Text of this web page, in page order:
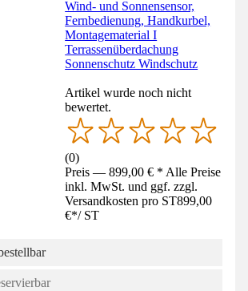
Wind- und Sonnensensor,
Fernbedienung, Handkurbel,
Montagematerial I
Terrassenüberdachung
Sonnenschutz Windschutz
Artikel wurde noch nicht
bewertet.
(0)
Preis — 899,00 € * Alle Preise
inkl. MwSt. und ggf. zzgl.
Versandkosten pro ST899,00
€*/ ST